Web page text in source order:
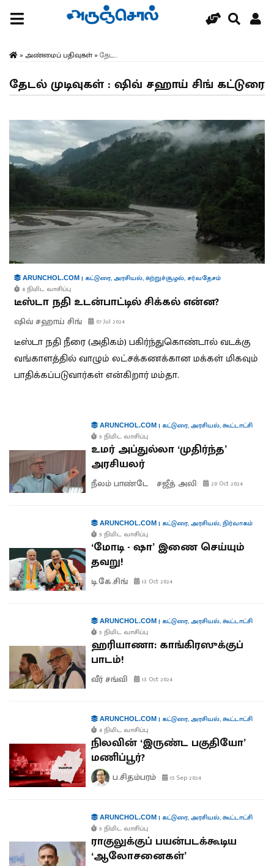
» அண்மைப் பதிவுகள்» தேட...
தேடல் முடிவுகள் : ஷிவ் சஹாய் சிங் கட்டுரை
ARUNCHOL.COM | கட்டுரை,அரசியல்,சுற்றுச்சூழல், சர்வதேசம்
4 நிமிட வாசிப்பு
டீஸ்டா நதி உடன்பாட்டில் சிக்கல் என்ன?
ஷிவ் சஹாய் சிங் 07 Jul 2024
டீஸ்டா நதி நீரை (அதிகம்) பகிர்ந்துகொண்டால் வடக்கு
வங்காளத்தில் வாழும் லட்சக்கணக்கான மக்கள் மிகவும்
பாதிக்கப்படுவார்கள் என்கிறார் மம்தா.
ARUNCHOL.COM| கட்டுரை,அரசியல்,கூட்டாட்சி
5 நிமிட வாசிப்பு
உமர் அப்துல்லா ‘முதிர்ந்த’
அரசியலர்
நீலம் பாண்டே சஜீத் அலி 20 Oct 2024
ARUNCHOL.COM| கட்டுரை,அரசியல்,நிர்வாகம்
5 நிமிட வாசிப்பு
‘மோடி - ஷா’ இணை செய்யும்
தவறு!
டி.கே.சிங் 13 Oct 2024
ARUNCHOL.COM| கட்டுரை,அரசியல்,கூட்டாட்சி
5 நிமிட வாசிப்பு
ஹரியாணா: காங்கிரஸுக்குப்
பாடம்!
வீர் சங்வி 13 Oct 2024
ARUNCHOL.COM| கட்டுரை,அரசியல்,கூட்டாட்சி
4 நிமிட வாசிப்பு
நிலவின் ‘இருண்ட பகுதியோ’
மணிப்பூர்?
ப.சிதம்பரம் 15 Sep 2024
ARUNCHOL.COM| கட்டுரை,அரசியல்,கூட்டாட்சி
5 நிமிட வாசிப்பு
ராகுலுக்குப் பயன்படக்கூடிய
‘ஆலோசனைகள்’